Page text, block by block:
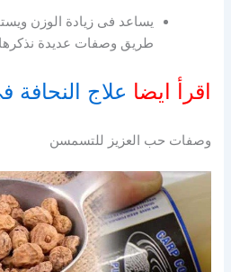
يساعد فى زيادة الوزن
طريق وصفات عديدة نذكرها
اقرأ ايضا علاج
وصفات حب العزيز للتسمسن